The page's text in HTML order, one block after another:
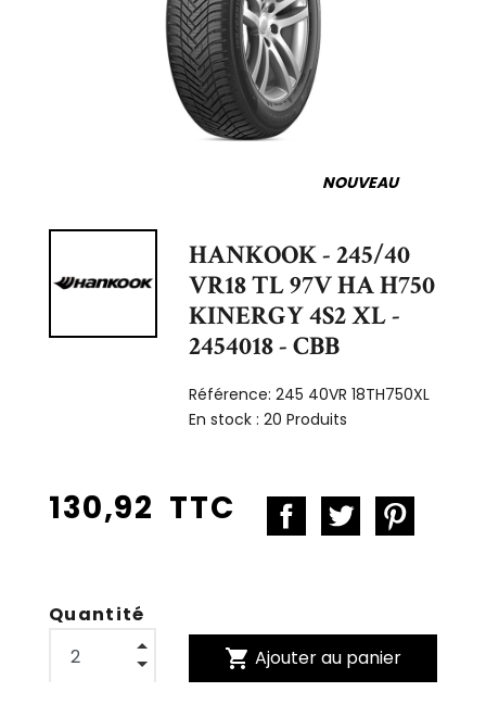
NOUVEAU
HANKOOK - 245/40
VR18 TL 97V HA H750
KINERGY 4S2 XL -
2454018 - CBB
Référence:245 40VR 18TH750XL
En stock :20 Produits
130,92 TTC
Quantité
shopping_cart Ajouter au panier